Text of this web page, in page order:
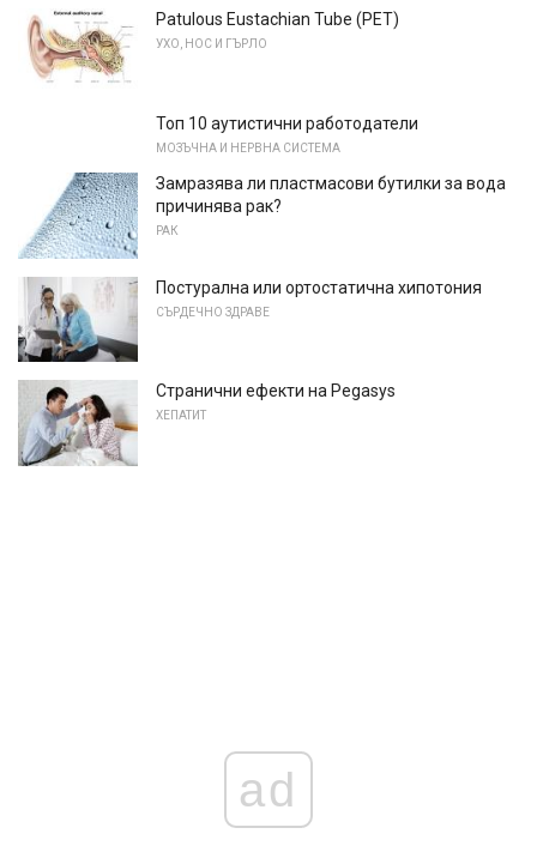
Patulous Eustachian Tube (PET)
УХО, НОС И ГЪРЛО
Топ 10 аутистични работодатели
МОЗЪЧНА И НЕРВНА СИСТЕМА
Замразява ли пластмасови бутилки за вода
причинява рак?
РАК
Постурална или ортостатична хипотония
СЪРДЕЧНО ЗДРАВЕ
Странични ефекти на Pegasys
ХЕПАТИТ
ad